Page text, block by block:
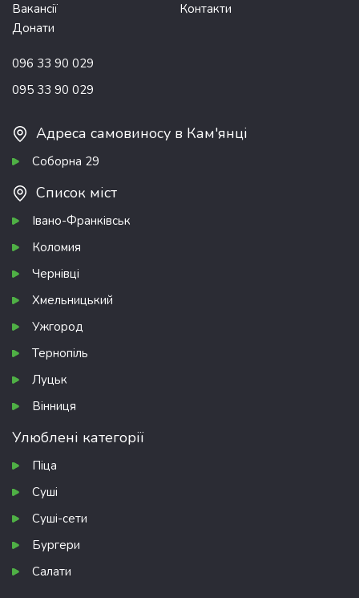
Вакансії
Контакти
Донати
096 33 90 029
095 33 90 029
Адреса самовиносу в Кам'янці
Соборна 29
Список міст
Івано-Франківськ
Коломия
Чернівці
Хмельницький
Ужгород
Тернопіль
Луцьк
Вінниця
Улюблені категорії
Піца
Суші
Суші-сети
Бургери
Салати